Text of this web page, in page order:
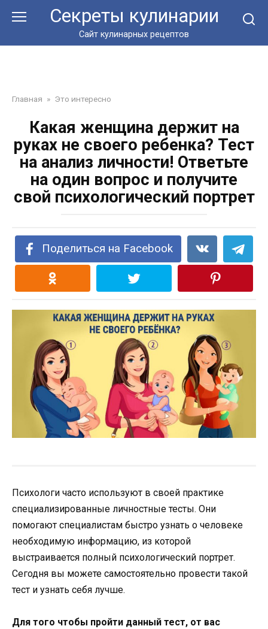
Секреты кулинарии
Сайт кулинарных рецептов
Главная » Это интересно
Какая женщина держит на
руках не своего ребенка? Тест
на анализ личности! Ответьте
на один вопрос и получите
свой психологический портрет
Поделиться на Facebook
Психологи часто используют в своей практике
специализированные личностные тесты. Они
помогают специалистам быстро узнать о человеке
необходимую информацию, из которой
выстраивается полный психологический портрет.
Сегодня вы можете самостоятельно провести такой
тест и узнать себя лучше.
Для того чтобы пройти данный тест, от вас